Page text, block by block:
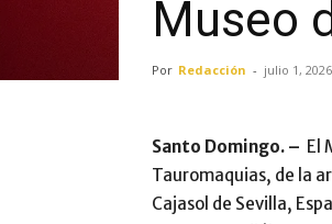
Museo
Por Redacción - julio 1, 2026
Santo Domingo. – El
Tauromaquias, de la
Cajasol de Sevilla,